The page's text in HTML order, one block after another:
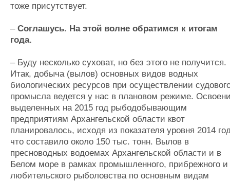
тоже присутствует.
– Соглашусь. На этой волне обратимся к итогам
года.
– Буду несколько суховат, но без этого не получится.
Итак, добыча (вылов) основных видов водных
биологических ресурсов при осуществлении
промысла ведется у нас в плановом режиме.
выделенных на 2015 год рыбодобывающим
предприятиям Архангельской области квот
планировалось, исходя из показателя уровня 2014
что составило около 150 тыс. тонн. Вылов в
пресноводных водоемах Архангельской области и в
Белом море в рамках промышленного, прибрежного и
любительского рыболовства по основным видам